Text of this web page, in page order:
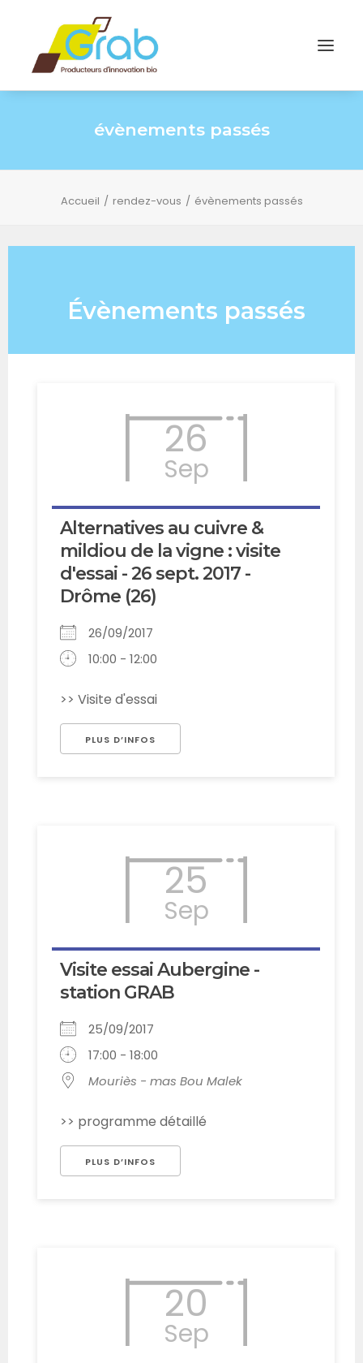
évènements passés
Accueil rendez-vous évènements passés
Évènements passés
26
Sep
Alternatives au cuivre &
mildiou de la vigne : visite
d'essai - 26 sept. 2017 -
Drôme (26)
26/09/2017
10:00 - 12:00
>> Visite d'essai
PLUS D’INFOS
25
Sep
Visite essai Aubergine -
station GRAB
25/09/2017
17:00 - 18:00
Mouriès - mas Bou Malek
>> programme détaillé
PLUS D’INFOS
20
Sep